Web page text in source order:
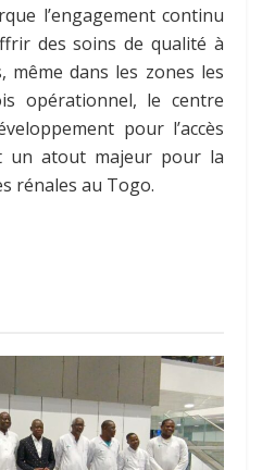
l’engagement continu
des soins de qualité à
dans les zones les
opérationnel, le centre
pour l’accès
un atout majeur pour la
rénales au Togo.